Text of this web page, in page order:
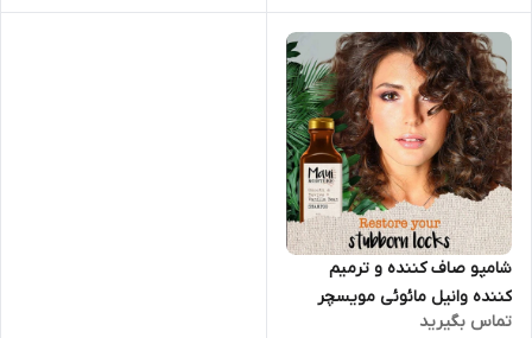
شامپو صاف کننده و ترمیم
کننده وانیل مائوئی مویسچر
Maui Vanilla Bean
تماس بگیرید